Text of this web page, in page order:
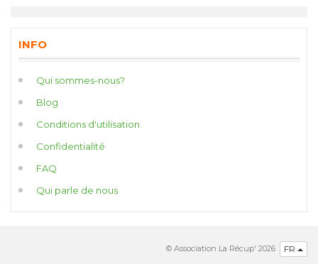
INFO
Qui sommes-nous?
Blog
Conditions d'utilisation
Confidentialité
FAQ
Qui parle de nous
FR
© Association La Récup' 2026